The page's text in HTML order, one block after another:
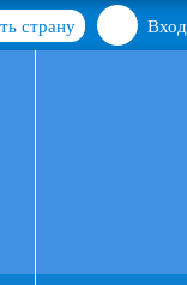
Вход
страну